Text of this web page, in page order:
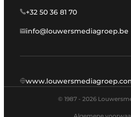
+32 50 36 81 70
info@louwersmediagroep.be
© 1987 - 2026